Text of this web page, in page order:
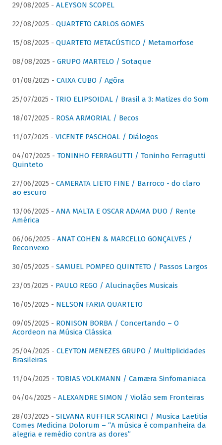
29/08/2025 - ALEYSON SCOPEL
22/08/2025 - QUARTETO CARLOS GOMES
15/08/2025 - QUARTETO METACÚSTICO / Metamorfose
08/08/2025 - GRUPO MARTELO / Sotaque
01/08/2025 - CAIXA CUBO / Agôra
25/07/2025 - TRIO ELIPSOIDAL / Brasil a 3: Matizes do Som
18/07/2025 - ROSA ARMORIAL / Becos
11/07/2025 - VICENTE PASCHOAL / Diálogos
04/07/2025 - TONINHO FERRAGUTTI / Toninho Ferragutti
Quinteto
27/06/2025 - CAMERATA LIETO FINE / Barroco - do claro
ao escuro
13/06/2025 - ANA MALTA E OSCAR ADAMA DUO / Rente
América
06/06/2025 - ANAT COHEN & MARCELLO GONÇALVES /
Reconvexo
30/05/2025 - SAMUEL POMPEO QUINTETO / Passos Largos
23/05/2025 - PAULO REGO / Alucinações Musicais
16/05/2025 - NELSON FARIA QUARTETO
09/05/2025 - RONISON BORBA / Concertando – O
Acordeon na Música Clássica
25/04/2025 - CLEYTON MENEZES GRUPO / Multiplicidades
Brasileiras
11/04/2025 - TOBIAS VOLKMANN / Camæra Sinfomaniaca
04/04/2025 - ALEXANDRE SIMON / Violão sem Fronteiras
28/03/2025 - SILVANA RUFFIER SCARINCI / Musica Laetitia
Comes Medicina Dolorum – “A música é companheira da
alegria e remédio contra as dores”